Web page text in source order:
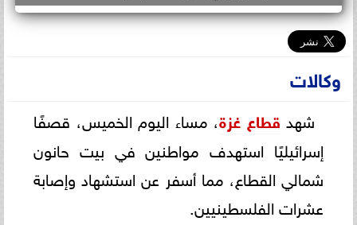
وكالات
شهد قطاع غزة، مساء اليوم الخميس، قصفًا
إسرائيليًا استهدف مواطنين في بيت حانون
شمالي القطاع، مما أسفر عن استشهاد وإصابة
عشرات الفلسطينيين.